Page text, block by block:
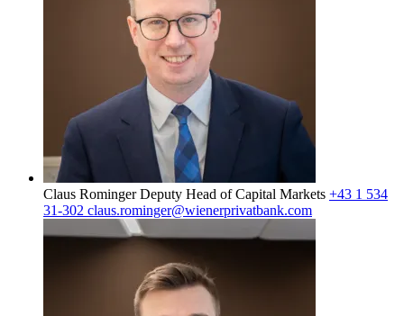
Claus Rominger Deputy Head of Capital Markets +43 1 534
31-302 claus.rominger@wienerprivatbank.com